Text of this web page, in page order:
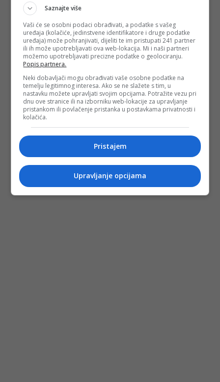
Saznajte više
Vaši će se osobni podaci obrađivati, a podatke s vašeg
uređaja (kolačiće, jedinstvene identifikatore i druge podatke
uređaja) može pohranjivati, dijeliti te im pristupati 241 partner
ili ih može upotrebljavati ova web-lokacija. Mi i naši partneri
možemo upotrebljavati precizne podatke o geolociranju.
Popis partnera.
Neki dobavljači mogu obrađivati vaše osobne podatke na
temelju legitimnog interesa. Ako se ne slažete s tim, u
nastavku možete upravljati svojim opcijama. Potražite vezu pri
dnu ove stranice ili na izborniku web-lokacije za upravljanje
pristankom ili povlačenje pristanka u postavkama privatnosti i
kolačića.
Pristajem
Upravljanje opcijama